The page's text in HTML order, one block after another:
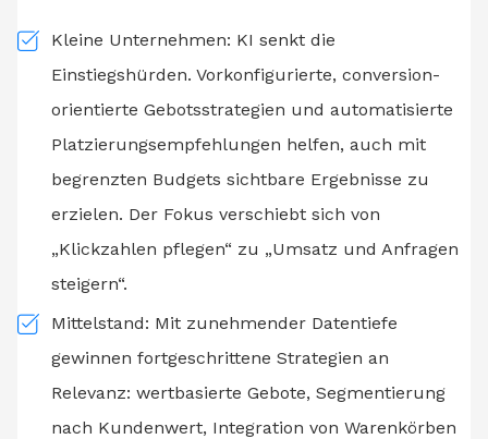
Kleine Unternehmen: KI senkt die
Einstiegshürden. Vorkonfigurierte, conversion-
orientierte Gebotsstrategien und automatisierte
Platzierungsempfehlungen helfen, auch mit
begrenzten Budgets sichtbare Ergebnisse zu
erzielen. Der Fokus verschiebt sich von
„Klickzahlen pflegen“ zu „Umsatz und Anfragen
steigern“.
Mittelstand: Mit zunehmender Datentiefe
gewinnen fortgeschrittene Strategien an
Relevanz: wertbasierte Gebote, Segmentierung
nach Kundenwert, Integration von Warenkörben